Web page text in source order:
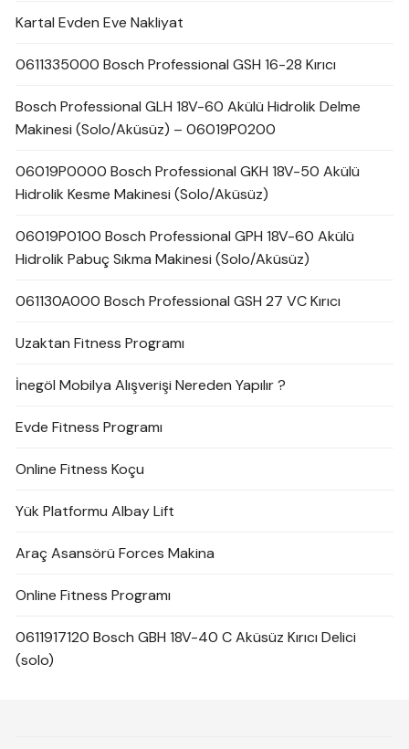
Kartal Evden Eve Nakliyat
0611335000 Bosch Professional GSH 16-28 Kırıcı
Bosch Professional GLH 18V-60 Akülü Hidrolik Delme
Makinesi (Solo/Aküsüz) – 06019P0200
06019P0000 Bosch Professional GKH 18V-50 Akülü
Hidrolik Kesme Makinesi (Solo/Aküsüz)
06019P0100 Bosch Professional GPH 18V-60 Akülü
Hidrolik Pabuç Sıkma Makinesi (Solo/Aküsüz)
061130A000 Bosch Professional GSH 27 VC Kırıcı
Uzaktan Fitness Programı
İnegöl Mobilya Alışverişi Nereden Yapılır ?
Evde Fitness Programı
Online Fitness Koçu
Yük Platformu Albay Lift
Araç Asansörü Forces Makina
Online Fitness Programı
0611917120 Bosch GBH 18V-40 C Aküsüz Kırıcı Delici
(solo)